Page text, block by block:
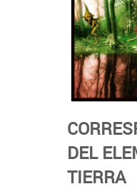
DEL
TIERRA